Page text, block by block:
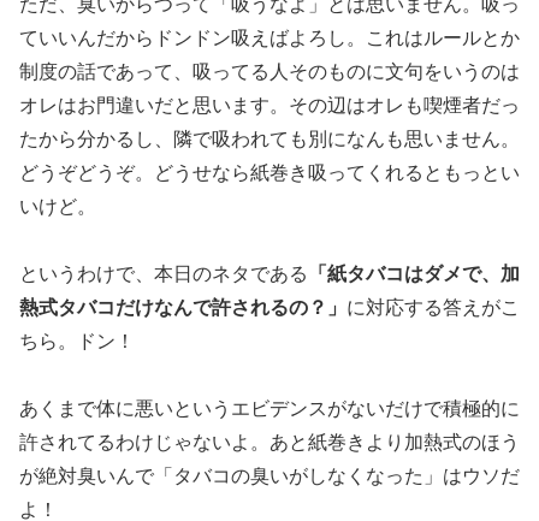
ただ、臭いからつって「吸うなよ」とは思いません。吸っ
ていいんだからドンドン吸えばよろし。これはルールとか
制度の話であって
、吸ってる人そのものに文句をいうのは
オレはお門違いだと思いま す。その辺はオレも喫煙者だっ
たから分かるし、隣で吸われても別 になんも思いません。
どうぞどうぞ。どうせなら紙巻き吸ってくれるともっとい
いけど。
というわけで、本日のネタである
「紙タバコはダメで、加
熱式タバコだけなんで許されるの？」 に対応する答えがこ
ちら。ドン！
あくまで体に悪いというエビデンスがないだけで積極的に
許されて るわけじゃないよ。あと紙巻きより加熱式のほう
が絶対臭いんで「 タバコの臭いがしなくなった」はウソだ
よ！